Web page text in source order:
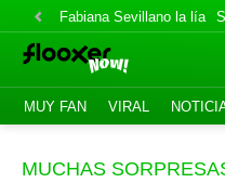
Fabiana Sevillano la lía
MUY FAN VIRAL
MUCHAS